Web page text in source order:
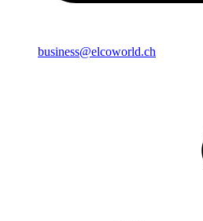
business@elcoworld.ch